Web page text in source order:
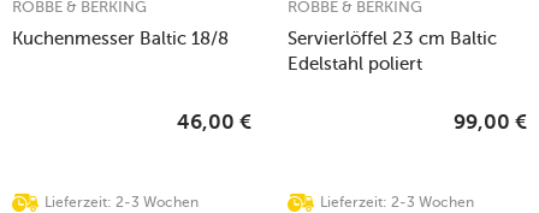
Kuchenmesser Baltic 18/8
ROBBE & BERKING
Lieferzeit: 2-3 Wochen
46,00 €
Servierlöffel 23 cm Baltic
Edelstahl poliert
ROBBE & BERKING
Lieferzeit: 2-3 Wochen
99,00 €